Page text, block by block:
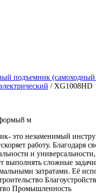
подъемник
/ XG1008HD
8 м
это незаменимый
работу. Благодаря
и универсальности,
выполнять сложные
затратами. Её
Промышленность